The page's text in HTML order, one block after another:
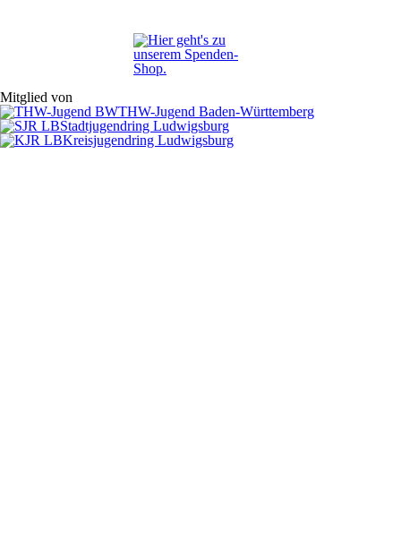
Mitglied von
THW-Jugend Baden-Württemberg
Stadtjugendring Ludwigsburg
Kreisjugendring Ludwigsburg